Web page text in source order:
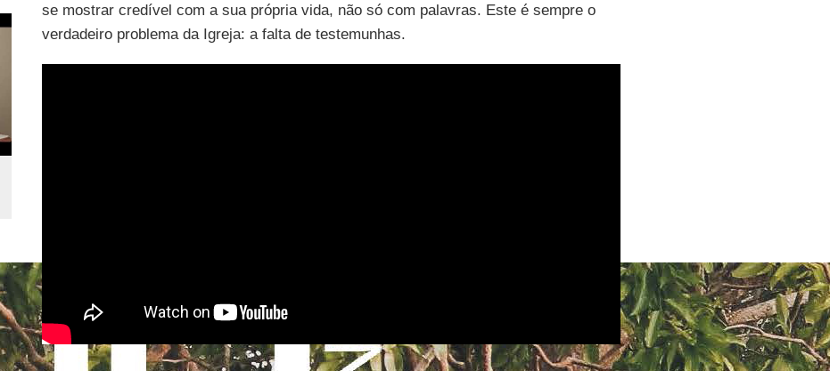
se mostrar credível com a sua própria vida, não só com palavras. Este é sempre o
verdadeiro problema da Igreja: a falta de testemunhas.